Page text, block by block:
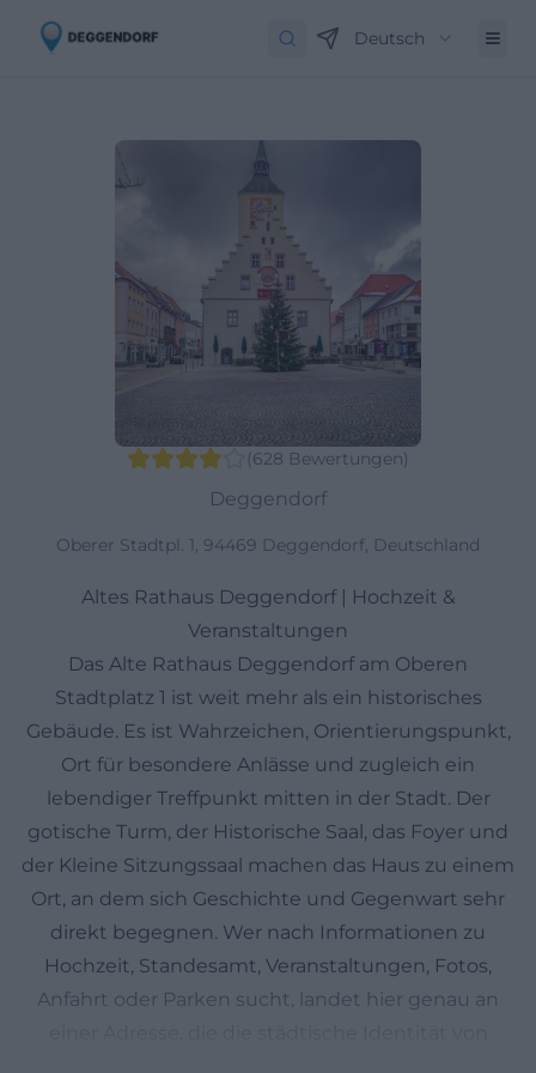
Deutsch
(628 Bewertungen)
Deggendorf
Oberer Stadtpl. 1, 94469 Deggendorf, Deutschland
Altes Rathaus Deggendorf | Hochzeit &
Veranstaltungen
Das Alte Rathaus Deggendorf am Oberen
Stadtplatz 1 ist weit mehr als ein historisches
Gebäude. Es ist Wahrzeichen, Orientierungspunkt,
Ort für besondere Anlässe und zugleich ein
lebendiger Treffpunkt mitten in der Stadt. Der
gotische Turm, der Historische Saal, das Foyer und
der Kleine Sitzungssaal machen das Haus zu einem
Ort, an dem sich Geschichte und Gegenwart sehr
direkt begegnen. Wer nach Informationen zu
Hochzeit, Standesamt, Veranstaltungen, Fotos,
Anfahrt oder Parken sucht, landet hier genau an